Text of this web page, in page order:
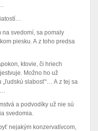
na svedomí, sa pomaly
piesku. A z toho predsa
ktovie, či hriech
Možno ho už
slabosť“… A z tej sa
a podvodíky už nie sú
svedomia.
nejakým konzervatívcom,